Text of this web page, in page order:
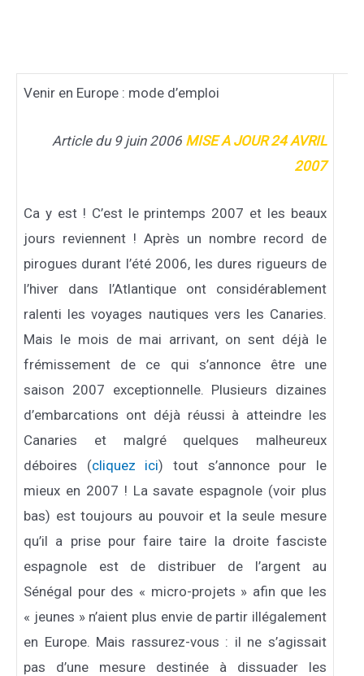
Venir en Europe : mode d’emploi
Article du 9 juin 2006 MISE A JOUR 24 AVRIL
2007
Ca y est ! C’est le printemps 2007 et les beaux
jours reviennent ! Après un nombre record de
pirogues durant l’été 2006, les dures rigueurs de
l’hiver dans l’Atlantique ont considérablement
ralenti les voyages nautiques vers les Canaries.
Mais le mois de mai arrivant, on sent déjà le
frémissement de ce qui s’annonce être une
saison 2007 exceptionnelle. Plusieurs dizaines
d’embarcations ont déjà réussi à atteindre les
Canaries et malgré quelques malheureux
déboires (cliquez ici) tout s’annonce pour le
mieux en 2007 ! La savate espagnole (voir plus
bas) est toujours au pouvoir et la seule mesure
qu’il a prise pour faire taire la droite fasciste
espagnole est de distribuer de l’argent au
Sénégal pour des « micro-projets » afin que les
« jeunes » n’aient plus envie de partir illégalement
en Europe. Mais rassurez-vous : il ne s’agissait
pas d’une mesure destinée à dissuader les